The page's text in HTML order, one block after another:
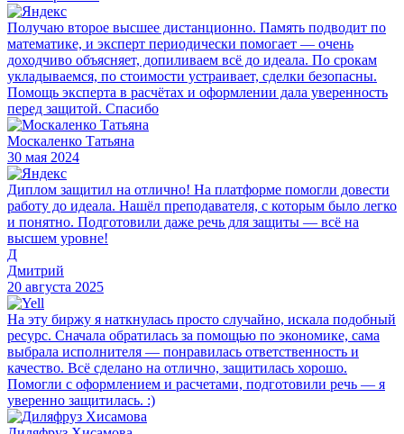
Получаю второе высшее дистанционно. Память подводит по
математике, и эксперт периодически помогает — очень
доходчиво объясняет, допиливаем всё до идеала. По срокам
укладываемся, по стоимости устраивает, сделки безопасны.
Помощь эксперта в расчётах и оформлении дала уверенность
перед защитой. Спасибо
Москаленко Татьяна
30 мая 2024
Диплом защитил на отлично! На платформе помогли довести
работу до идеала. Нашёл преподавателя, с которым было легко
и понятно. Подготовили даже речь для защиты — всё на
высшем уровне!
Д
Дмитрий
20 августа 2025
На эту биржу я наткнулась просто случайно, искала подобный
ресурс. Сначала обратилась за помощью по экономике, сама
выбрала исполнителя — понравилась ответственность и
качество. Всё сделано на отлично, защитилась хорошо.
Помогли с оформлением и расчетами, подготовили речь — я
уверенно защитилась. :)